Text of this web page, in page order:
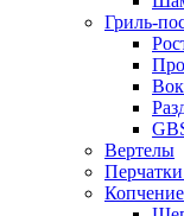
Гриль-
Вертелы
Копчение